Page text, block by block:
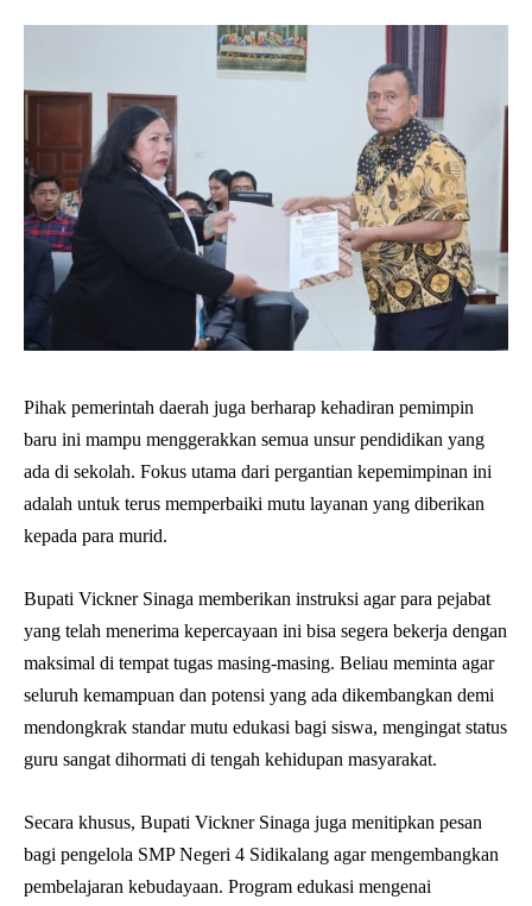
Pihak pemerintah daerah juga berharap kehadiran pemimpin
baru ini mampu menggerakkan semua unsur pendidikan yang
ada di sekolah. Fokus utama dari pergantian kepemimpinan ini
adalah untuk terus memperbaiki mutu layanan yang diberikan
kepada para murid.
Bupati Vickner Sinaga memberikan instruksi agar para pejabat
yang telah menerima kepercayaan ini bisa segera bekerja dengan
maksimal di tempat tugas masing-masing. Beliau meminta agar
seluruh kemampuan dan potensi yang ada dikembangkan demi
mendongkrak standar mutu edukasi bagi siswa, mengingat status
guru sangat dihormati di tengah kehidupan masyarakat.
Secara khusus, Bupati Vickner Sinaga juga menitipkan pesan
bagi pengelola SMP Negeri 4 Sidikalang agar mengembangkan
pembelajaran kebudayaan. Program edukasi mengenai